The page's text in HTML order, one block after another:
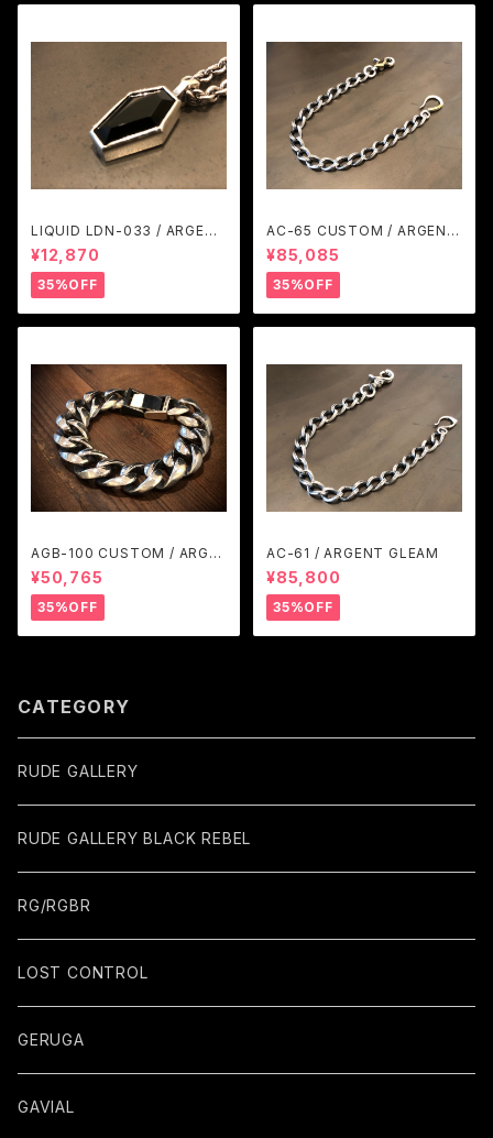
LIQUID LDN-033 / ARGENT
GLEAM
¥12,870
35%OFF
AC-65 CUSTOM / ARGENT
GLEAM
¥85,085
35%OFF
AGB-100 CUSTOM / ARGE
NT GLEAM
¥50,765
35%OFF
AC-61 / ARGENT GLEAM
¥85,800
35%OFF
CATEGORY
RUDE GALLERY
RUDE GALLERY BLACK REBEL
RG/RGBR
LOST CONTROL
GERUGA
GAVIAL